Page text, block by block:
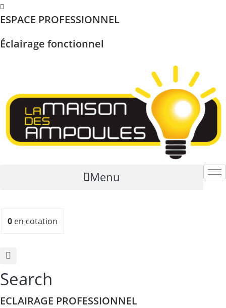
Skip
to
ESPACE PROFESSIONNEL
Éclairage fonctionnel
Menu
0 en cotation
Search
ECLAIRAGE PROFESSIONNEL